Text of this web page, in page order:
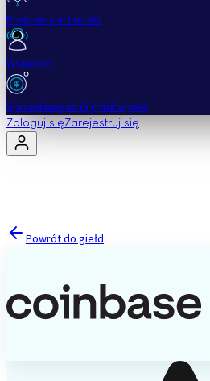
Program partnerski
Wsparcie
Sprzedawaj na Cryptohopper
Zaloguj sięZarejestruj się
Powrót do giełd